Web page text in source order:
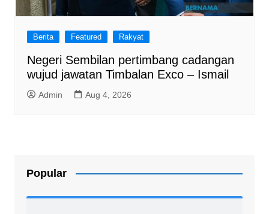
Berita Featured Rakyat
Negeri Sembilan pertimbang cadangan
wujud jawatan Timbalan Exco – Ismail
Admin Aug 4, 2026
Popular